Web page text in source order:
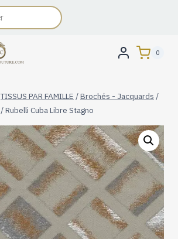
0
TISSUS PAR FAMILLE /Brochés - Jacquards /
/Rubelli Cuba Libre Stagno